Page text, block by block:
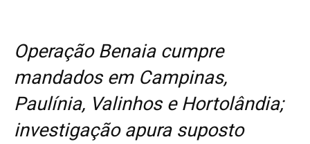
Operação Benaia cumpre
mandados em Campinas,
Paulínia, Valinhos e Hortolândia;
investigação apura suposto